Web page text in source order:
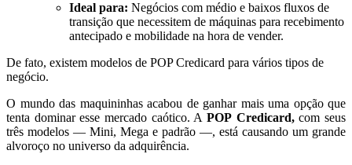
Ideal para: Negócios com médio e baixos fluxos de
transição que necessitem de máquinas para recebimento
antecipado e mobilidade na hora de vender.
De fato, existem modelos de POP Credicard para vários tipos de
negócio.
O mundo das maquininhas acabou de ganhar mais uma opção que
tenta dominar esse mercado caótico. A POP Credicard,com seus
três modelos — Mini, Mega e padrão —, está causando um grande
alvoroço no universo da adquirência.